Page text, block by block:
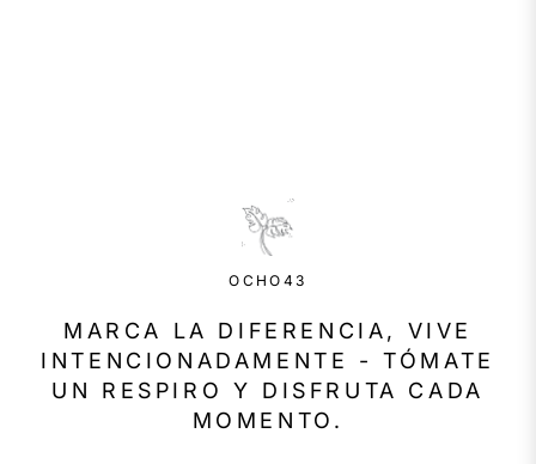
OCHO43
MARCA LA DIFERENCIA, VIVE
INTENCIONADAMENTE - TÓMATE
UN RESPIRO Y DISFRUTA CADA
MOMENTO.